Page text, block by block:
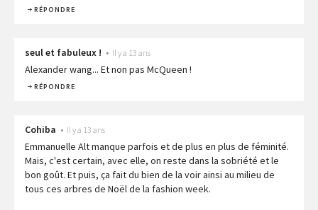
RÉPONDRE
seul et fabuleux ! • Il y a 13 ans
Alexander wang... Et non pas McQueen !
RÉPONDRE
Cohiba • Il y a 13 ans
Emmanuelle Alt manque parfois et de plus en plus de féminité.
Mais, c'est certain, avec elle, on reste dans la sobriété et le
bon goût. Et puis, ça fait du bien de la voir ainsi au milieu de
tous ces arbres de Noël de la fashion week.